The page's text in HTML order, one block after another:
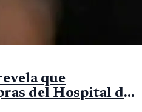
que
del Hospital de